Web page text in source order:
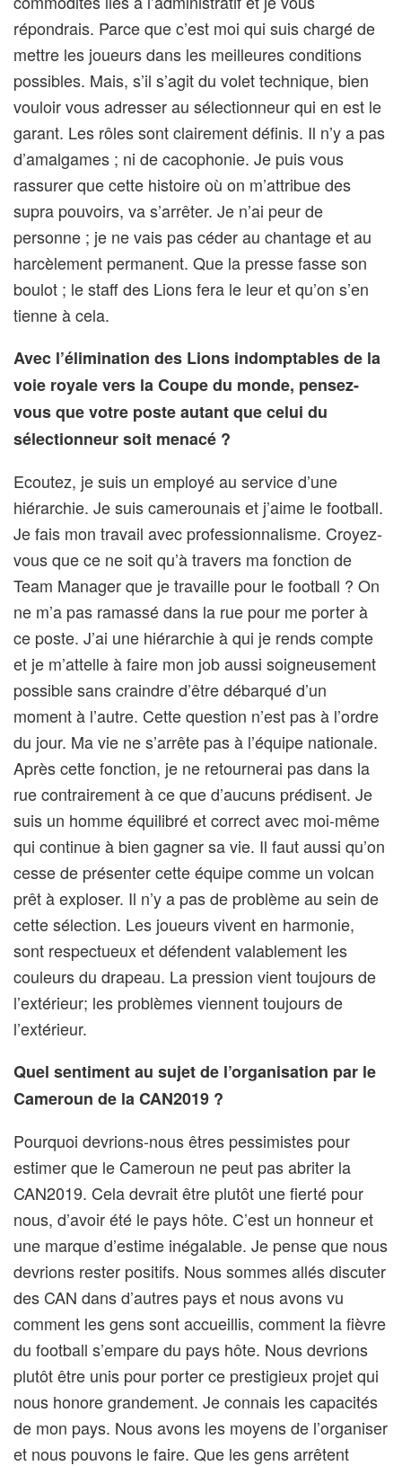
répondrais. Parce que c’est moi qui suis chargé de
mettre les joueurs dans les meilleures conditions
possibles. Mais, s’il s’agit du volet technique, bien
vouloir vous adresser au sélectionneur qui en est le
garant. Les rôles sont clairement définis. Il n’y a pas
d’amalgames ; ni de cacophonie. Je puis vous
rassurer que cette histoire où on m’attribue des
supra pouvoirs, va s’arrêter. Je n’ai peur de
personne ; je ne vais pas céder au chantage et au
harcèlement permanent. Que la presse fasse son
boulot ; le staff des Lions fera le leur et qu’on s’en
tienne à cela.
Avec l’élimination des Lions indomptables de la
voie royale vers la Coupe du monde, pensez-
vous que votre poste autant que celui du
sélectionneur soit menacé ?
Ecoutez, je suis un employé au service d’une
hiérarchie. Je suis camerounais et j’aime le football.
Je fais mon travail avec professionnalisme. Croyez-
vous que ce ne soit qu’à travers ma fonction de
Team Manager que je travaille pour le football ? On
ne m’a pas ramassé dans la rue pour me porter à
ce poste. J’ai une hiérarchie à qui je rends compte
et je m’attelle à faire mon job aussi soigneusement
possible sans craindre d’être débarqué d’un
moment à l’autre. Cette question n’est pas à l’ordre
du jour. Ma vie ne s’arrête pas à l’équipe nationale.
Après cette fonction, je ne retournerai pas dans la
rue contrairement à ce que d’aucuns prédisent. Je
suis un homme équilibré et correct avec moi-même
qui continue à bien gagner sa vie. Il faut aussi qu’on
cesse de présenter cette équipe comme un volcan
prêt à exploser. Il n’y a pas de problème au sein de
cette sélection. Les joueurs vivent en harmonie,
sont respectueux et défendent valablement les
couleurs du drapeau. La pression vient toujours de
l’extérieur; les problèmes viennent toujours de
l’extérieur.
Quel sentiment au sujet de l’organisation par le
Cameroun de la CAN2019 ?
Pourquoi devrions-nous êtres pessimistes pour
estimer que le Cameroun ne peut pas abriter la
CAN2019. Cela devrait être plutôt une fierté pour
nous, d’avoir été le pays hôte. C’est un honneur et
une marque d’estime inégalable. Je pense que nous
devrions rester positifs. Nous sommes allés discuter
des CAN dans d’autres pays et nous avons vu
comment les gens sont accueillis, comment la fièvre
du football s’empare du pays hôte. Nous devrions
plutôt être unis pour porter ce prestigieux projet qui
nous honore grandement. Je connais les capacités
de mon pays. Nous avons les moyens de l’organiser
et nous pouvons le faire. Que les gens arrêtent